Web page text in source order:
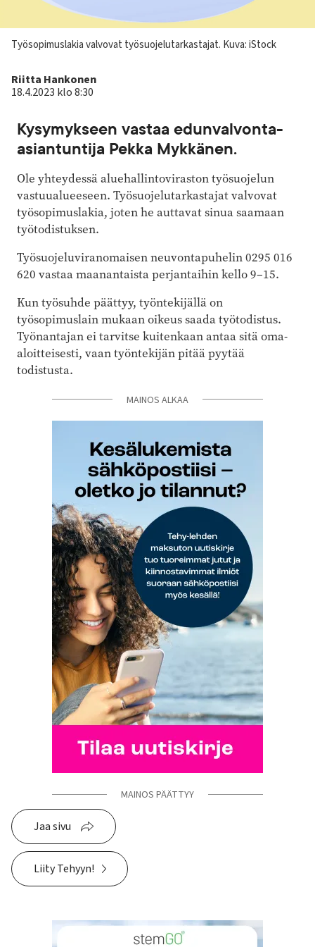
Kuvateksti
Työsopimuslakia valvovat työsuojelutarkastajat. Kuva: iStock
Kirjoittaja
Riitta Hankonen
18.4.2023 klo 8:30
Kysymykseen vastaa edunvalvonta-
asiantuntija Pekka Mykkänen.
Ole yhteydessä aluehallintoviraston työsuojelun
vastuualueeseen. Työsuojelu­tarkastajat valvovat
työsopimuslakia, joten he auttavat sinua saamaan
työtodistuksen.
Työsuojeluviranomaisen neuvonta­puhelin 0295 016
620 vastaa maanantaista perjantaihin kello 9–15.
Kun työsuhde päättyy, työntekijällä on
työsopimuslain mukaan oikeus saada työtodistus.
Työnantajan ei tarvitse kuitenkaan antaa sitä oma-
aloitteisesti, vaan työntekijän pitää pyytää
todistusta.
MAINOS ALKAA
MAINOS PÄÄTTYY
Jaa sivu
Liity Tehyyn!